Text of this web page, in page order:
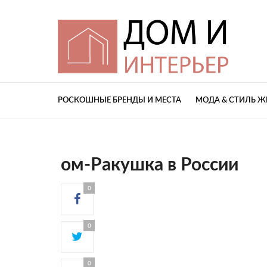
РОСКОШНЫЕ БРЕНДЫ И МЕСТА МОДА & СТИЛЬ
ом-Ракушка в России
0
0
0